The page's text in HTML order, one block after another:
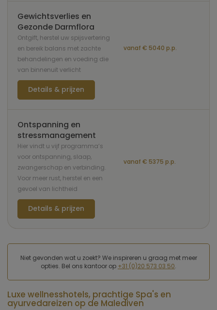
Gewichtsverlies en
Gezonde Darmflora
Ontgift, herstel uw spijsvertering
en bereik balans met zachte
behandelingen en voeding die
van binnenuit verlicht
vanaf € 5040 p.p.
Details & prijzen
Ontspanning en
stressmanagement
Hier vindt u vijf programma’s
voor ontspanning, slaap,
zwangerschap en verbinding.
Voor meer rust, herstel en een
gevoel van lichtheid
vanaf € 5375 p.p.
Details & prijzen
Niet gevonden wat u zoekt? We inspireren u graag met meer
opties. Bel ons kantoor op +31 (0)20 573 03 50.
Luxe wellnesshotels, prachtige Spa's en
ayurvedareizen op de Malediven